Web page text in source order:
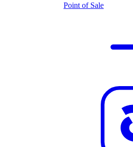
Point of Sale